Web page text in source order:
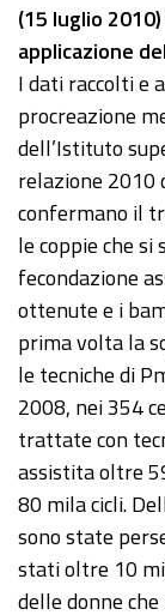
(15 luglio
applicazione
I dati raccolti e
procreazione
dell’Istituto
relazione 2010
confermano il
le coppie che
fecondazione
ottenute e i
prima volta la
le tecniche di
2008, nei 354
trattate con
assistita oltre
80 mila cicli.
sono state
stati oltre 10
delle donne